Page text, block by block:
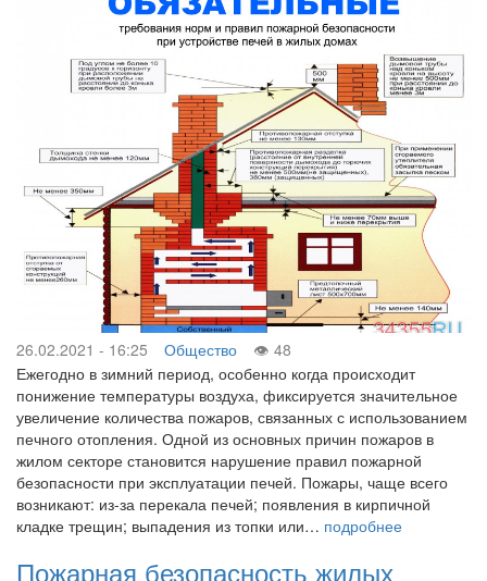
26.02.2021 - 16:25 Общество
48
Ежегодно в зимний период, особенно когда происходит
понижение температуры воздуха, фиксируется значительное
увеличение количества пожаров, связанных с использованием
печного отопления. Одной из основных причин пожаров в
жилом секторе становится нарушение правил пожарной
безопасности при эксплуатации печей. Пожары, чаще всего
возникают: из-за перекала печей; появления в кирпичной
кладке трещин; выпадения из топки или… подробнее
Пожарная безопасность жилых